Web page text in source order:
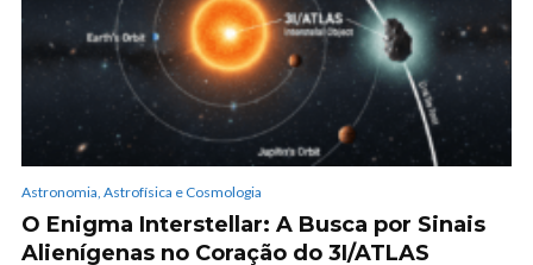
Astronomia, Astrofísica e Cosmologia
O Enigma Interstellar: A Busca por Sinais
Alienígenas no Coração do 3I/ATLAS